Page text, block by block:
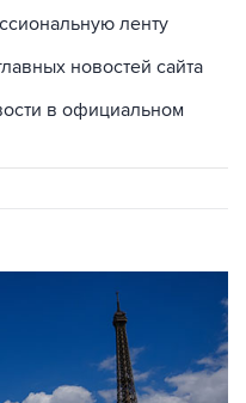
новостей сайта
в официальном